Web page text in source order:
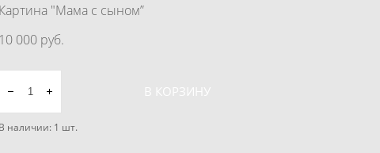
Картина "Мама с сыном”
10 000 pуб.
В наличии: 1 шт.
В КОРЗИНУ